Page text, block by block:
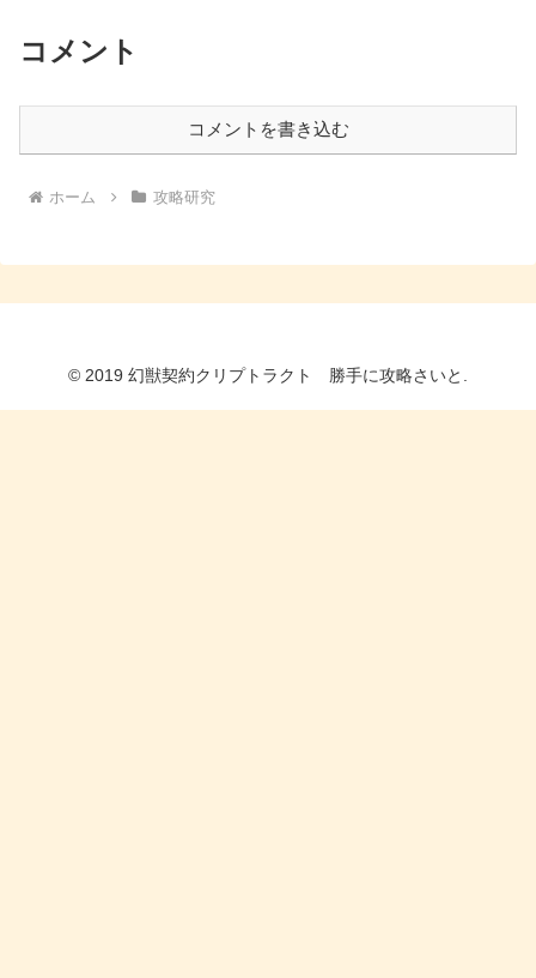
コメント
コメントを書き込む
ホーム 攻略研究
© 2019 幻獣契約クリプトラクト 勝手に攻略さいと.